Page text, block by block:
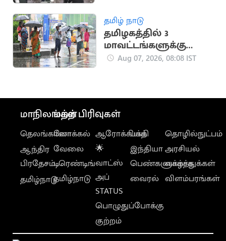
ஆதவ் அர்ஜுனா
கேள்வி
தமிழ் நாடு
தமிழகத்தில் 3
மாவட்டங்களுக்கு
இன்று கனமழை
Aug 07, 2026, 08:08 IST
மாநிலங்கள்
தெலங்கானா
ஆந்திர
பிரதேசம்
தமிழ்நாடு
மற்ற பிரிவுகள்
லோக்கல்
வேலை
டிரெண்டிங்
தமிழ்நாடு
ஆரோக்கியம்
🌟
வாட்ஸ்
அப்
STATUS
பொழுதுப்போக்கு
குற்றம்
பக்தி
இந்தியா
பெண்களுக்காக
வைரல்
தொழில்நுட்பம்
அரசியல்
வாழ்த்துக்கள்
விளம்பரங்கள்